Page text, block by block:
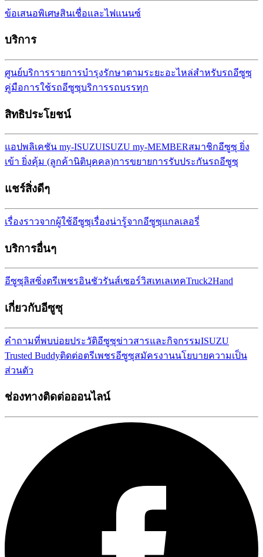
ข้อเสนอพิเศษสินเชื่อและไฟแนนซ์
บริการ
ศูนย์บริการรายการบำรุงรักษาตามระยะอะไหล่สำหรับรถอีซูซุ
คู่มือการใช้รถอีซูซุบริการรถบรรทุก
สิทธิประโยชน์
แอปพลิเคชัน my-ISUZUISUZU my-MEMBERสมาชิกอีซูซุ ยิ่ง
เข้า ยิ่งคุ้ม (ลูกค้านิติบุคคล)การขยายการรับประกันรถอีซูซุ
แชร์สิ่งดีๆ
เรื่องราวจากผู้ใช้อีซูซุเรื่องน่ารู้จากอีซูซุแกลเลอรี่
บริการอื่นๆ
อีซูซุลิสซิ่งตรีเพชรอินชัวรันส์เซอร์วิสเทเลเทคTruck2Hand
เกี่ยวกับอีซูซุ
คำถามที่พบบ่อยประวัติอีซูซุข่าวสารและกิจกรรมISUZU
Trusted Buddyติดต่อตรีเพชรอีซูซุสมัครงานนโยบายความเป็น
ส่วนตัว
ช่องทางติดต่อออนไลน์